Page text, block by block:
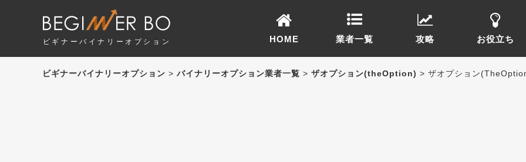
ビギナーバイナリーオプション HOME 業者一覧 攻略 お役立ち
ビギナーバイナリーオプション > バイナリーオプション業者一覧 > ザオプション(theOption) > ザオプション